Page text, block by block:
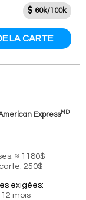
60k/100k
LA CARTE
ExpressMD
≈ 1180$
250$
exigées:
mois